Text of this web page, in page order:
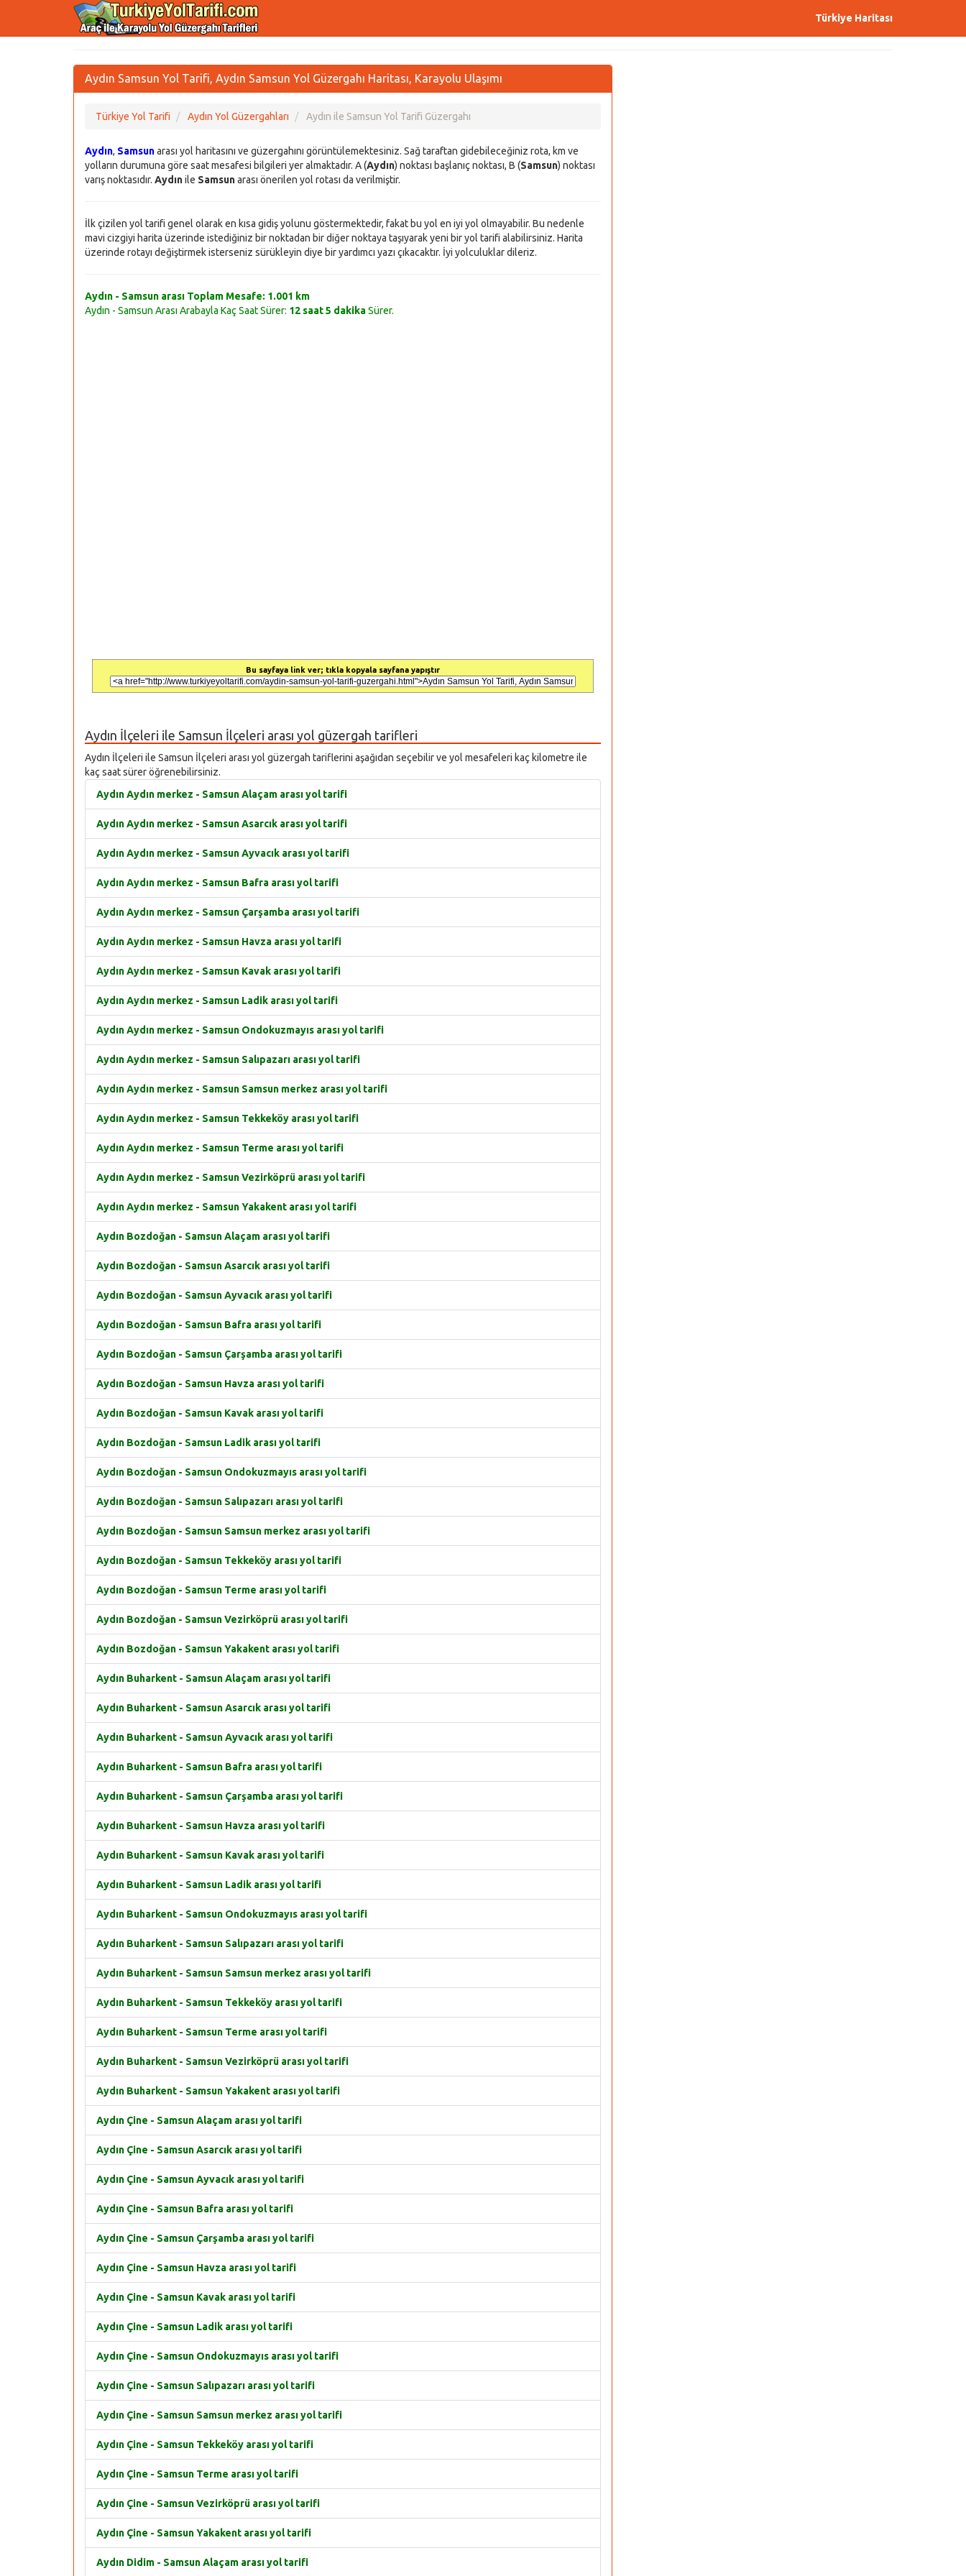
Türkiye Haritası
Aydın Samsun Yol Tarifi, Aydın Samsun Yol Güzergahı Haritası, Karayolu Ulaşımı
Türkiye Yol Tarifi Aydın Yol Güzergahları Aydın ile Samsun Yol Tarifi Güzergahı
Aydın, Samsunarası yol haritasını ve güzergahını görüntülemektesiniz. Sağ taraftan gidebileceğiniz rota, km ve
yolların durumuna göre saat mesafesi bilgileri yer almaktadır. A (Aydın) noktası başlanıç noktası, B (Samsun) noktası
varış noktasıdır. Aydınile Samsunarası önerilen yol rotası da verilmiştir.
İlk çizilen yol tarifi genel olarak en kısa gidiş yolunu göstermektedir, fakat bu yol en iyi yol olmayabilir. Bu nedenle
mavi cizgiyi harita üzerinde istediğiniz bir noktadan bir diğer noktaya taşıyarak yeni bir yol tarifi alabilirsiniz. Harita
üzerinde rotayı değiştirmek isterseniz sürükleyin diye bir yardımcı yazı çıkacaktır. İyi yolculuklar dileriz.
Aydın - Samsun arası Toplam Mesafe: 1.001 km
Aydın - Samsun Arası Arabayla Kaç Saat Sürer: 12 saat 5 dakikaSürer.
Bu sayfaya link ver; tıkla kopyala sayfana yapıştır
Aydın İlçeleri ile Samsun İlçeleri arası yol güzergah tarifleri
Aydın İlçeleri ile Samsun İlçeleri arası yol güzergah tariflerini aşağıdan seçebilir ve yol mesafeleri kaç kilometre ile
kaç saat sürer öğrenebilirsiniz.
Aydın Aydın merkez - Samsun Alaçam arası yol tarifi
Aydın Aydın merkez - Samsun Asarcık arası yol tarifi
Aydın Aydın merkez - Samsun Ayvacık arası yol tarifi
Aydın Aydın merkez - Samsun Bafra arası yol tarifi
Aydın Aydın merkez - Samsun Çarşamba arası yol tarifi
Aydın Aydın merkez - Samsun Havza arası yol tarifi
Aydın Aydın merkez - Samsun Kavak arası yol tarifi
Aydın Aydın merkez - Samsun Ladik arası yol tarifi
Aydın Aydın merkez - Samsun Ondokuzmayıs arası yol tarifi
Aydın Aydın merkez - Samsun Salıpazarı arası yol tarifi
Aydın Aydın merkez - Samsun Samsun merkez arası yol tarifi
Aydın Aydın merkez - Samsun Tekkeköy arası yol tarifi
Aydın Aydın merkez - Samsun Terme arası yol tarifi
Aydın Aydın merkez - Samsun Vezirköprü arası yol tarifi
Aydın Aydın merkez - Samsun Yakakent arası yol tarifi
Aydın Bozdoğan - Samsun Alaçam arası yol tarifi
Aydın Bozdoğan - Samsun Asarcık arası yol tarifi
Aydın Bozdoğan - Samsun Ayvacık arası yol tarifi
Aydın Bozdoğan - Samsun Bafra arası yol tarifi
Aydın Bozdoğan - Samsun Çarşamba arası yol tarifi
Aydın Bozdoğan - Samsun Havza arası yol tarifi
Aydın Bozdoğan - Samsun Kavak arası yol tarifi
Aydın Bozdoğan - Samsun Ladik arası yol tarifi
Aydın Bozdoğan - Samsun Ondokuzmayıs arası yol tarifi
Aydın Bozdoğan - Samsun Salıpazarı arası yol tarifi
Aydın Bozdoğan - Samsun Samsun merkez arası yol tarifi
Aydın Bozdoğan - Samsun Tekkeköy arası yol tarifi
Aydın Bozdoğan - Samsun Terme arası yol tarifi
Aydın Bozdoğan - Samsun Vezirköprü arası yol tarifi
Aydın Bozdoğan - Samsun Yakakent arası yol tarifi
Aydın Buharkent - Samsun Alaçam arası yol tarifi
Aydın Buharkent - Samsun Asarcık arası yol tarifi
Aydın Buharkent - Samsun Ayvacık arası yol tarifi
Aydın Buharkent - Samsun Bafra arası yol tarifi
Aydın Buharkent - Samsun Çarşamba arası yol tarifi
Aydın Buharkent - Samsun Havza arası yol tarifi
Aydın Buharkent - Samsun Kavak arası yol tarifi
Aydın Buharkent - Samsun Ladik arası yol tarifi
Aydın Buharkent - Samsun Ondokuzmayıs arası yol tarifi
Aydın Buharkent - Samsun Salıpazarı arası yol tarifi
Aydın Buharkent - Samsun Samsun merkez arası yol tarifi
Aydın Buharkent - Samsun Tekkeköy arası yol tarifi
Aydın Buharkent - Samsun Terme arası yol tarifi
Aydın Buharkent - Samsun Vezirköprü arası yol tarifi
Aydın Buharkent - Samsun Yakakent arası yol tarifi
Aydın Çine - Samsun Alaçam arası yol tarifi
Aydın Çine - Samsun Asarcık arası yol tarifi
Aydın Çine - Samsun Ayvacık arası yol tarifi
Aydın Çine - Samsun Bafra arası yol tarifi
Aydın Çine - Samsun Çarşamba arası yol tarifi
Aydın Çine - Samsun Havza arası yol tarifi
Aydın Çine - Samsun Kavak arası yol tarifi
Aydın Çine - Samsun Ladik arası yol tarifi
Aydın Çine - Samsun Ondokuzmayıs arası yol tarifi
Aydın Çine - Samsun Salıpazarı arası yol tarifi
Aydın Çine - Samsun Samsun merkez arası yol tarifi
Aydın Çine - Samsun Tekkeköy arası yol tarifi
Aydın Çine - Samsun Terme arası yol tarifi
Aydın Çine - Samsun Vezirköprü arası yol tarifi
Aydın Çine - Samsun Yakakent arası yol tarifi
Aydın Didim - Samsun Alaçam arası yol tarifi